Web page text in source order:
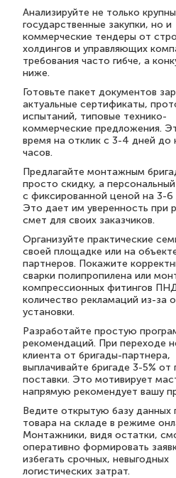
Анализируйте не только
государственные закупки, но и
коммерческие тендеры от
холдингов и управляющих
требования часто гибче, а
ниже.
Готовьте пакет документов
актуальные сертификаты,
испытаний, типовые технико-
коммерческие предложения.
время на отклик с 3-4 дней до
часов.
Предлагайте монтажным
просто скидку, а
с фиксированной ценой на 3-6
Это дает им уверенность при
смет для своих заказчиков.
Организуйте практические
своей площадке или на
партнеров. Покажите
сварки полипропилена или
компрессионных фитингов
количество рекламаций из-за
установки.
Разработайте простую
рекомендаций. При переходе
клиента от бригады-партнера,
выплачивайте бригаде 3-5% от
поставки. Это мотивирует
напрямую рекомендует вашу
Ведите открытую базу данных
товара на складе в режиме
Монтажники, видя остатки,
оперативно формировать
избегать срочных, невыгодных
логистических затрат.